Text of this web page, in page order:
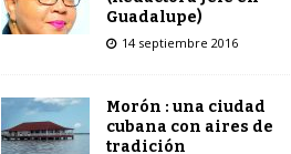
Guadalupe)
14 septiembre 2016
Morón : una ciudad
cubana con aires de
tradición